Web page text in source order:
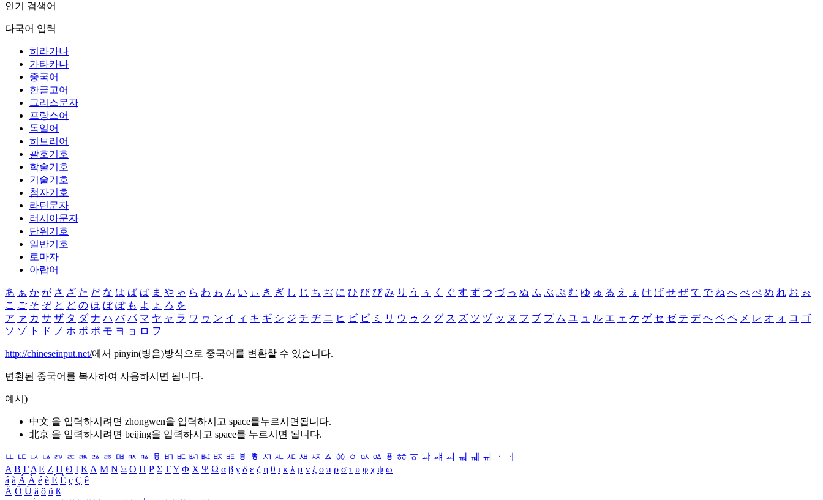
인기 검색어
다국어 입력
히라가나
가타카나
중국어
한글고어
그리스문자
프랑스어
독일어
히브리어
괄호기호
학술기호
기술기호
첨자기호
라틴문자
러시아문자
단위기호
일반기호
로마자
아랍어
あ ぁ か が さ ざ た だ な は ば ぱ ま や ゃ ら わ ゎ ん い ぃ き ぎ し じ ち ぢ に ひ び ぴ み り う ぅ く ぐ す ず つ づ っ ぬ ふ ぶ ぷ む ゆ ゅ る え ぇ け げ せ ぜ て で ね へ べ ぺ め れ お ぉ
こ ご そ ぞ と ど の ほ ぼ ぽ も よ ょ ろ を
ア ァ カ サ ザ タ ダ ナ ハ バ パ マ ヤ ャ ラ ワ ヮ ン イ ィ キ ギ シ ジ チ ヂ ニ ヒ ビ ピ ミ リ ウ ゥ ク グ ス ズ ツ ヅ ッ ヌ フ ブ プ ム ユ ュ ル エ ェ ケ ゲ セ ゼ テ デ ヘ ベ ペ メ レ オ ォ コ ゴ
ソ ゾ ト ド ノ ホ ボ ポ モ ヨ ョ ロ ヲ ―
http://chineseinput.net/에서 pinyin(병음)방식으로 중국어를 변환할 수 있습니다.
변환된 중국어를 복사하여 사용하시면 됩니다.
예시)
中文 을 입력하시려면 zhongwen을 입력하시고 space를누르시면됩니다.
北京 을 입력하시려면 beijing을 입력하시고 space를 누르시면 됩니다.
ㅥ ㅦ ㅧ ㅨ ㅩ ㅪ ㅫ ㅬ ㅭ ㅮ ㅯ ㅰ ㅱ ㅲ ㅳ ㅴ ㅵ ㅶ ㅷ ㅸ ㅹ ㅺ ㅻ ㅼ ㅽ ㅾ ㅿ ㆀ ㆁ ㆂ ㆃ ㆄ ㆅ ㆆ ㆇ ㆈ ㆉ ㆊ ㆋ ㆌ ㆍ
ㆎ
Α Β ΓΔ Ε Ζ Η Θ Ι ΚΛ Μ Ν Ξ Ο Π Ρ Σ ΤΥ Φ Χ Ψ Ω α β γ δ ε ζ η θ ι κ λ μ ν ξ ο π ρ σ τ υ φ χ ψ ω
á à Á À é è É È ç Ç ê
Ä Ö Ü ä ö ü ß